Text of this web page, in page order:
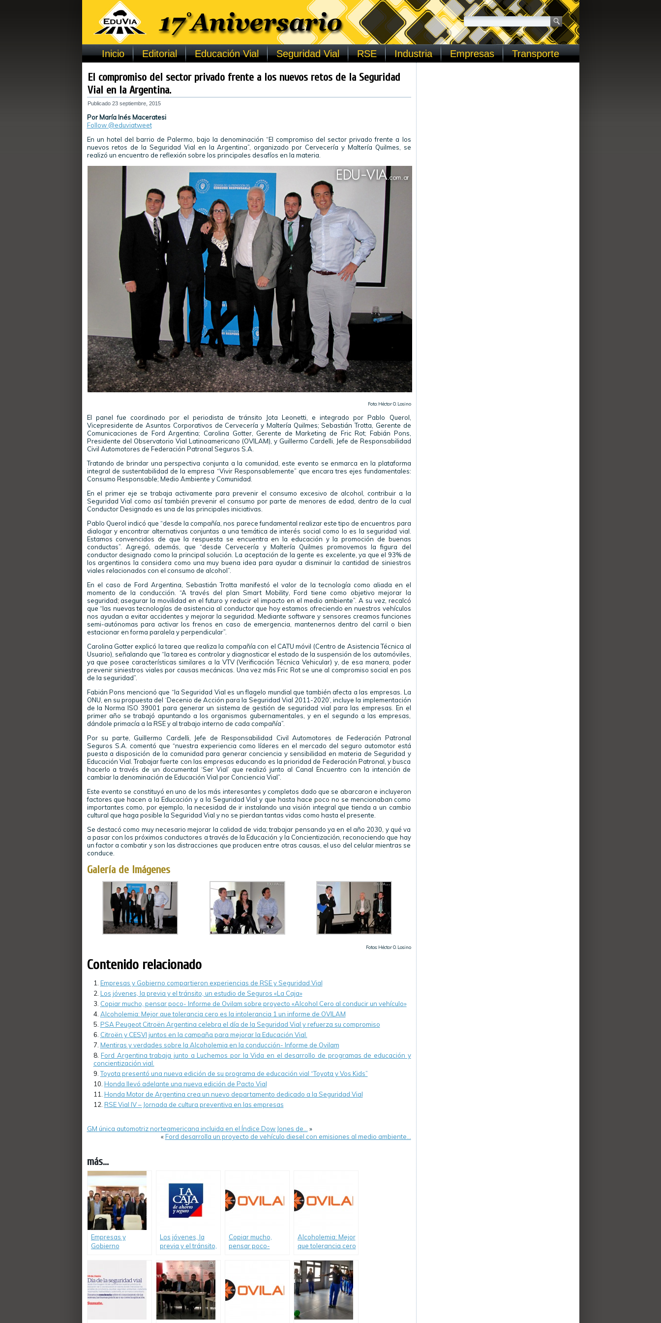
Inicio Editorial Educación Vial Seguridad Vial RSE Industria Empresas Transporte
El compromiso del sector privado frente a los nuevos retos de la Seguridad
Vial en la Argentina.
Publicado 23 septiembre, 2015
Por María Inés Maceratesi
Follow @eduviatweet
En un hotel del barrio de Palermo, bajo la denominación “El compromiso del sector privado frente a los
nuevos retos de la Seguridad Vial en la Argentina”, organizado por Cervecería y Maltería Quilmes, se
realizó un encuentro de reflexión sobre los principales desafíos en la materia.
Foto: Héctor O. Losino
El panel fue coordinado por el periodista de tránsito Jota Leonetti, e integrado por Pablo Querol,
Vicepresidente de Asuntos Corporativos de Cervecería y Maltería Quilmes; Sebastián Trotta, Gerente de
Comunicaciones de Ford Argentina; Carolina Gotter, Gerente de Marketing de Fric Rot; Fabián Pons,
Presidente del Observatorio Vial Latinoamericano (OVILAM), y Guillermo Cardelli, Jefe de Responsabilidad
Civil Automotores de Federación Patronal Seguros S.A.
Tratando de brindar una perspectiva conjunta a la comunidad, este evento se enmarca en la plataforma
integral de sustentabilidad de la empresa “Vivir Responsablemente” que encara tres ejes fundamentales:
Consumo Responsable; Medio Ambiente y Comunidad.
En el primer eje se trabaja activamente para prevenir el consumo excesivo de alcohol, contribuir a la
Seguridad Vial como así también prevenir el consumo por parte de menores de edad, dentro de la cual
Conductor Designado es una de las principales iniciativas.
Pablo Querol indicó que “desde la compañía, nos parece fundamental realizar este tipo de encuentros para
dialogar y encontrar alternativas conjuntas a una temática de interés social como lo es la seguridad vial.
Estamos convencidos de que la respuesta se encuentra en la educación y la promoción de buenas
conductas”. Agregó, además, que “desde Cervecería y Maltería Quilmes promovemos la figura del
conductor designado como la principal solución. La aceptación de la gente es excelente, ya que el 93% de
los argentinos la considera como una muy buena idea para ayudar a disminuir la cantidad de siniestros
viales relacionados con el consumo de alcohol”.
En el caso de Ford Argentina, Sebastián Trotta manifestó el valor de la tecnología como aliada en el
momento de la conducción. “A través del plan Smart Mobility, Ford tiene como objetivo mejorar la
seguridad; asegurar la movilidad en el futuro y reducir el impacto en el medio ambiente”. A su vez, recalcó
que “las nuevas tecnologías de asistencia al conductor que hoy estamos ofreciendo en nuestros vehículos
nos ayudan a evitar accidentes y mejorar la seguridad. Mediante software y sensores creamos funciones
semi-autónomas para activar los frenos en caso de emergencia, mantenernos dentro del carril o bien
estacionar en forma paralela y perpendicular”.
Carolina Gotter explicó la tarea que realiza la compañía con el CATU móvil (Centro de Asistencia Técnica al
Usuario), señalando que “la tarea es controlar y diagnosticar el estado de la suspensión de los automóviles,
ya que posee características similares a la VTV (Verificación Técnica Vehicular) y, de esa manera, poder
prevenir siniestros viales por causas mecánicas. Una vez más Fric Rot se une al compromiso social en pos
de la seguridad”.
Fabián Pons mencionó que “la Seguridad Vial es un flagelo mundial que también afecta a las empresas. La
ONU, en su propuesta del ‘Decenio de Acción para la Seguridad Vial 2011-2020’, incluye la implementación
de la Norma ISO 39001 para generar un sistema de gestión de seguridad vial para las empresas. En el
primer año se trabajó apuntando a los organismos gubernamentales, y en el segundo a las empresas,
dándole primacía a la RSE y al trabajo interno de cada compañía”.
Por su parte, Guillermo Cardelli, Jefe de Responsabilidad Civil Automotores de Federación Patronal
Seguros S.A. comentó que “nuestra experiencia como líderes en el mercado del seguro automotor está
puesta a disposición de la comunidad para generar conciencia y sensibilidad en materia de Seguridad y
Educación Vial. Trabajar fuerte con las empresas educando es la prioridad de Federación Patronal, y busca
hacerlo a través de un documental ‘Ser Vial’ que realizó junto al Canal Encuentro con la intención de
cambiar la denominación de Educación Vial por Conciencia Vial”.
Este evento se constituyó en uno de los más interesantes y completos dado que se abarcaron e incluyeron
factores que hacen a la Educación y a la Seguridad Vial y que hasta hace poco no se mencionaban como
importantes como, por ejemplo, la necesidad de ir instalando una visión integral que tienda a un cambio
cultural que haga posible la Seguridad Vial y no se pierdan tantas vidas como hasta el presente.
Se destacó como muy necesario mejorar la calidad de vida; trabajar pensando ya en el año 2030, y qué va
a pasar con los próximos conductores a través de la Educación y la Concientización, reconociendo que hay
un factor a combatir y son las distracciones que producen entre otras causas, el uso del celular mientras se
conduce.
Galería de Imágenes
Fotos: Héctor O. Losino
Contenido relacionado
Empresas y Gobierno compartieron experiencias de RSE y Seguridad Vial
Los jóvenes, la previa y el tránsito, un estudio de Seguros «La Caja»
Copiar mucho, pensar poco- Informe de Ovilam sobre proyecto «Alcohol Cero al conducir un vehículo»
Alcoholemia: Mejor que tolerancia cero es la intolerancia 1 un informe de OVILAM
PSA Peugeot Citroën Argentina celebra el día de la Seguridad Vial y refuerza su compromiso
Citroën y CESVI juntos en la campaña para mejorar la Educación Vial.
Mentiras y verdades sobre la Alcoholemia en la conducción- Informe de Ovilam
Ford Argentina trabaja junto a Luchemos por la Vida en el desarrollo de programas de educación y
concientización vial.
Toyota presentó una nueva edición de su programa de educación vial “Toyota y Vos Kids”
Honda llevó adelante una nueva edición de Pacto Vial
Honda Motor de Argentina crea un nuevo departamento dedicado a la Seguridad Vial
RSE Vial IV – Jornada de cultura preventiva en las empresas
GM única automotriz norteamericana incluida en el Índice Dow Jones de…
»
«Ford desarrolla un proyecto de vehículo diesel con emisiones al medio ambiente…
más...
Empresas y
Gobierno
Vial
Los jóvenes, la
previa y el tránsito,
Seguros «La Caja»
Copiar mucho,
pensar poco-
conducir un
vehículo»
Alcoholemia: Mejor
que tolerancia cero
un informe de
OVILAM